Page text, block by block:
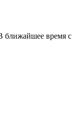
ближайшее время с